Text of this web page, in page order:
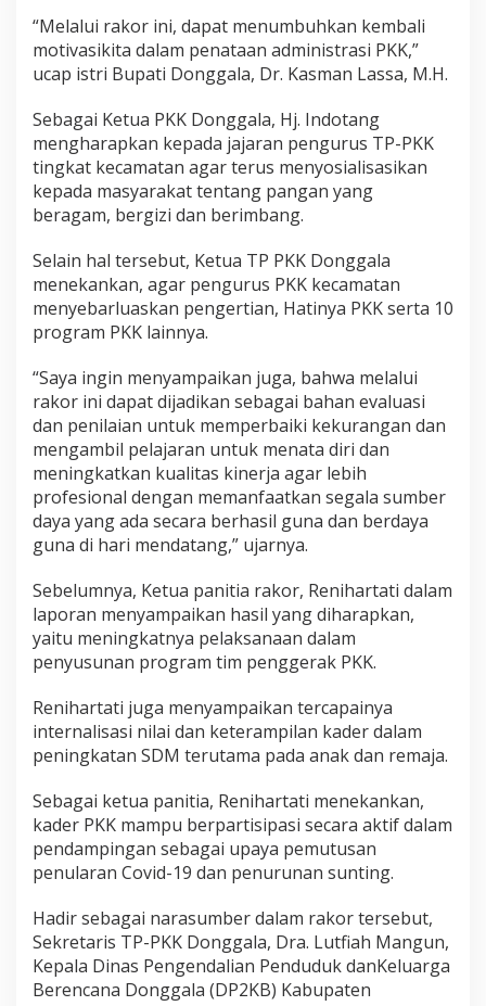
“Melalui rakor ini, dapat menumbuhkan kembali
motivasikita dalam penataan administrasi PKK,”
ucap istri Bupati Donggala, Dr. Kasman Lassa, M.H.
Sebagai Ketua PKK Donggala, Hj. Indotang
mengharapkan kepada jajaran pengurus TP-PKK
tingkat kecamatan agar terus menyosialisasikan
kepada masyarakat tentang pangan yang
beragam, bergizi dan berimbang.
Selain hal tersebut, Ketua TP PKK Donggala
menekankan, agar pengurus PKK kecamatan
menyebarluaskan pengertian, Hatinya PKK serta 10
program PKK lainnya.
“Saya ingin menyampaikan juga, bahwa melalui
rakor ini dapat dijadikan sebagai bahan evaluasi
dan penilaian untuk memperbaiki kekurangan dan
mengambil pelajaran untuk menata diri dan
meningkatkan kualitas kinerja agar lebih
profesional dengan memanfaatkan segala sumber
daya yang ada secara berhasil guna dan berdaya
guna di hari mendatang,” ujarnya.
Sebelumnya, Ketua panitia rakor, Renihartati dalam
laporan menyampaikan hasil yang diharapkan,
yaitu meningkatnya pelaksanaan dalam
penyusunan program tim penggerak PKK.
Renihartati juga menyampaikan tercapainya
internalisasi nilai dan keterampilan kader dalam
peningkatan SDM terutama pada anak dan remaja.
Sebagai ketua panitia, Renihartati menekankan,
kader PKK mampu berpartisipasi secara aktif dalam
pendampingan sebagai upaya pemutusan
penularan Covid-19 dan penurunan sunting.
Hadir sebagai narasumber dalam rakor tersebut,
Sekretaris TP-PKK Donggala, Dra. Lutfiah Mangun,
Kepala Dinas Pengendalian Penduduk danKeluarga
Berencana Donggala (DP2KB) Kabupaten